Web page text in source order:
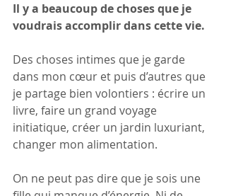
Il y a beaucoup de choses que je
voudrais accomplir dans cette vie.
Des choses intimes que je garde
dans mon cœur et puis d’autres que
je partage bien volontiers : écrire un
livre, faire un grand voyage
initiatique, créer un jardin luxuriant,
changer mon alimentation.
On ne peut pas dire que je sois une